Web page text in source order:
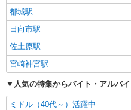
都城駅
日向市駅
佐土原駅
宮崎神宮駅
人気の特集からバイト・アルバ
ミドル（40代～）活躍中